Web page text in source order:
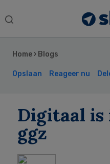
Search
Home › Blogs
Opslaan Reageer nu
Digitaal is
ggz
Sidebar